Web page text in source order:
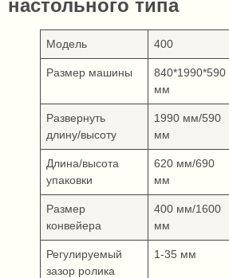
настольного типа
Модель 400
Размер машины
840*1990*590
мм
Развернуть
длину/высоту
1990 мм/590
мм
Длина/высота
упаковки
620 мм/690
мм
Размер
конвейера
400 мм/1600
мм
Регулируемый
зазор ролика
1-35 мм